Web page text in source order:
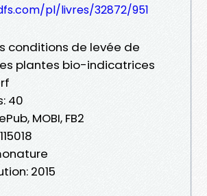
pl/livres/32872/951
conditions de levée de
plantes bio-indicatrices
40
MOBI, FB2
2015